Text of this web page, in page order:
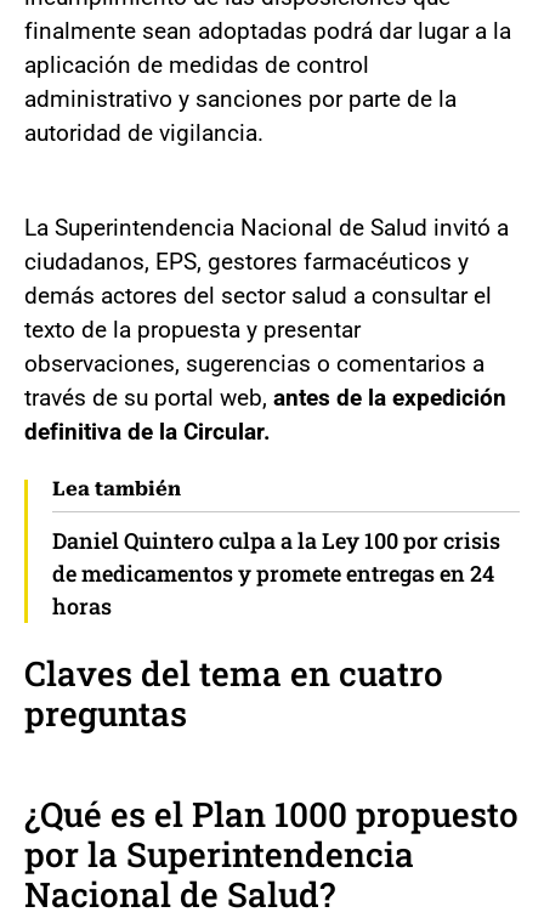
finalmente sean adoptadas podrá dar lugar a la
aplicación de medidas de control
administrativo y sanciones por parte de la
autoridad de vigilancia.
La Superintendencia Nacional de Salud invitó a
ciudadanos, EPS, gestores farmacéuticos y
demás actores del sector salud a consultar el
texto de la propuesta y presentar
observaciones, sugerencias o comentarios a
través de su portal web, antes de la expedición
definitiva de la Circular.
Lea también
Daniel Quintero culpa a la Ley 100 por crisis
de medicamentos y promete entregas en 24
horas
Claves del tema en cuatro
preguntas
¿Qué es el Plan 1000 propuesto
por la Superintendencia
Nacional de Salud?